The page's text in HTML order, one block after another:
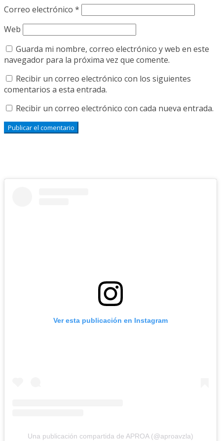
Correo electrónico *
Web
Guarda mi nombre, correo electrónico y web en este
navegador para la próxima vez que comente.
Recibir un correo electrónico con los siguientes
comentarios a esta entrada.
Recibir un correo electrónico con cada nueva entrada.
Ver esta publicación en Instagram
Una publicación compartida de APROA (@aproavzla)